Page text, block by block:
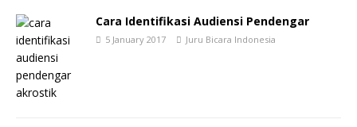
Cara Identifikasi Audiensi Pendengar
5 January 2017 Juru Bicara Indonesia